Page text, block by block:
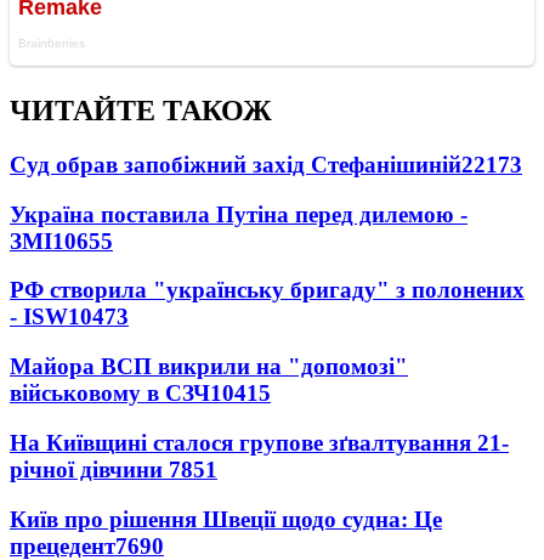
ЧИТАЙТЕ ТАКОЖ
Суд обрав запобіжний захід Стефанішиній22173
Україна поставила Путіна перед дилемою -
ЗМІ10655
РФ створила "українську бригаду" з полонених
- ISW10473
Майора ВСП викрили на "допомозі"
військовому в СЗЧ10415
На Київщині сталося групове зґвалтування 21-
річної дівчини 7851
Київ про рішення Швеції щодо судна: Це
прецедент7690